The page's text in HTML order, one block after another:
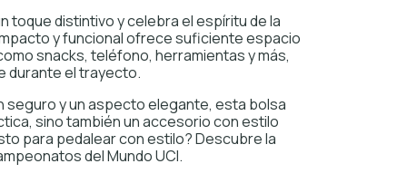
toque distintivo y celebra el espíritu de la
y funcional ofrece suficiente espacio
snacks, teléfono, herramientas y más,
durante el trayecto.
seguro y un aspecto elegante, esta bolsa
sino también un accesorio con estilo
para pedalear con estilo? Descubre la
del Mundo UCI.